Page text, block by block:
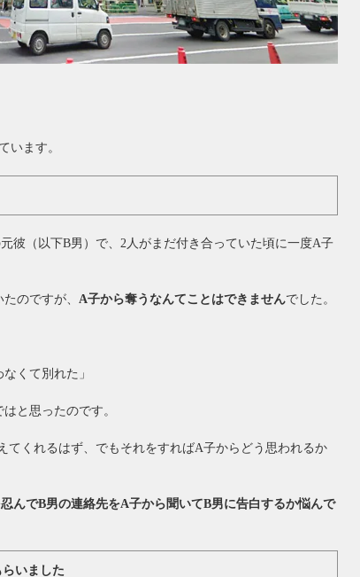
います。
彼（以下B男）で、2人がまだ付き合っていた頃に一度A子
のですが、 A子から奪うなんてことはできませんでした。
くて別れた」
と思ったのです。
てくれるはず、でもそれをすればA子からどう思われるか
んでB男の連絡先をA子から聞いてB男に告白するか悩んで
いました